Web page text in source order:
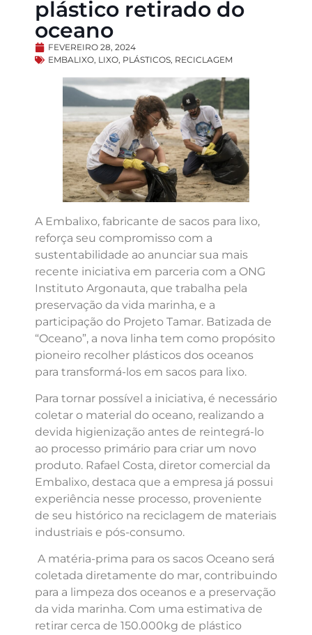
plástico retirado do
oceano
FEVEREIRO 28, 2024
EMBALIXO, LIXO, PLÁSTICOS, RECICLAGEM
A Embalixo, fabricante de sacos para lixo,
reforça seu compromisso com a
sustentabilidade ao anunciar sua mais
recente iniciativa em parceria com a ONG
Instituto Argonauta, que trabalha pela
preservação da vida marinha, e a
participação do Projeto Tamar. Batizada de
“Oceano”, a nova linha tem como propósito
pioneiro recolher plásticos dos oceanos
para transformá-los em sacos para lixo.
Para tornar possível a iniciativa, é necessário
coletar o material do oceano, realizando a
devida higienização antes de reintegrá-lo
ao processo primário para criar um novo
produto. Rafael Costa, diretor comercial da
Embalixo, destaca que a empresa já possui
experiência nesse processo, proveniente
de seu histórico na reciclagem de materiais
industriais e pós-consumo.
A matéria-prima para os sacos Oceano será
coletada diretamente do mar, contribuindo
para a limpeza dos oceanos e a preservação
da vida marinha. Com uma estimativa de
retirar cerca de 150.000kg de plástico